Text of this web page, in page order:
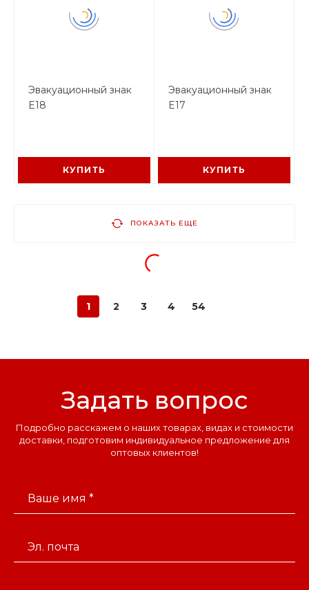
Эвакуационный знак
E18
КУПИТЬ
Эвакуационный знак
E17
КУПИТЬ
ПОКАЗАТЬ ЕЩЕ
1 2 3 4 54
Задать вопрос
Подробно расскажем о наших товарах, видах и стоимости
доставки, подготовим индивидуальное предложение для
оптовых клиентов!
Ваше имя *
Эл. почта